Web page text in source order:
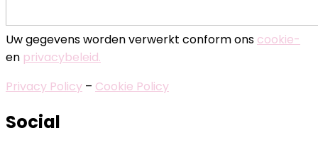
Uw gegevens worden verwerkt conform ons cookie-
en privacybeleid.
Privacy Policy – Cookie Policy
Social